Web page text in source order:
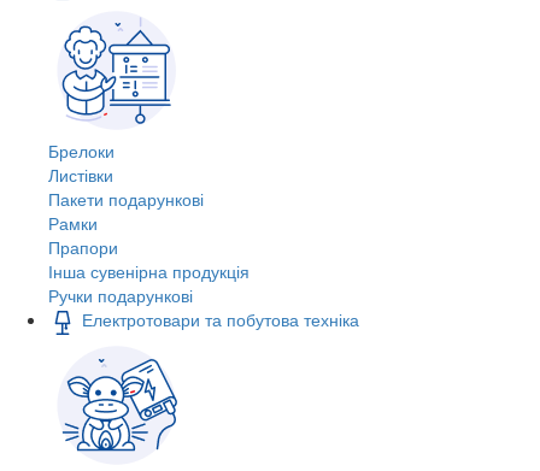
Брелоки
Листівки
Пакети подарункові
Рамки
Прапори
Інша сувенірна продукція
Ручки подарункові
Електротовари та побутова техніка